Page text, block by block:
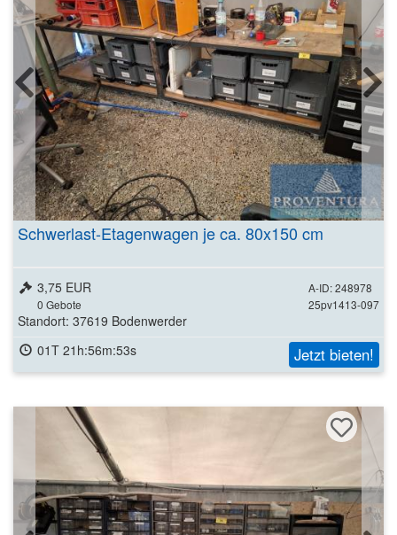
Schwerlast-Etagenwagen je ca. 80x150 cm
A-ID: 248978
25pv1413-097
3,75 EUR
0 Gebote
Standort: 37619 Bodenwerder
01T 21h:56m:51s
Jetzt bieten!